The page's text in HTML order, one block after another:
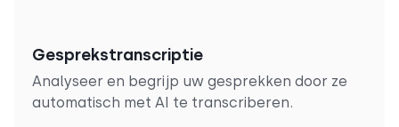
Gesprekstranscriptie
Analyseer en begrijp uw gesprekken door ze
automatisch met AI te transcriberen.